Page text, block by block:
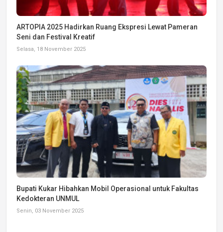
ARTOPIA 2025 Hadirkan Ruang Ekspresi Lewat Pameran
Seni dan Festival Kreatif
Selasa, 18 November 2025
Bupati Kukar Hibahkan Mobil Operasional untuk Fakultas
Kedokteran UNMUL
Senin, 03 November 2025